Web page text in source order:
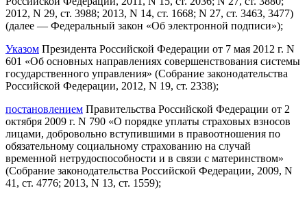
2012, N 29, ст. 3988; 2013, N 14, ст. 1668; N 27, ст. 3463, 3477)
(далее — Федеральный закон «Об электронной подписи»);
Указом Президента Российской Федерации от 7 мая 2012 г. N
601 «Об основных направлениях совершенствования системы
государственного управления» (Собрание законодательства
Российской Федерации, 2012, N 19, ст. 2338);
постановлением Правительства Российской Федерации от 2
октября 2009 г. N 790 «О порядке уплаты страховых взносов
лицами, добровольно вступившими в правоотношения по
обязательному социальному страхованию на случай
временной нетрудоспособности и в связи с материнством»
(Собрание законодательства Российской Федерации, 2009, N
41, ст. 4776; 2013, N 13, ст. 1559);